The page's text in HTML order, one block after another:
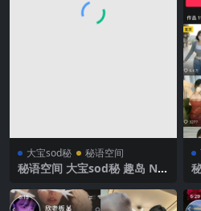
大宝sod秘 秘语空间
秘语空间 大宝sod秘 趣岛 NO.
完整版